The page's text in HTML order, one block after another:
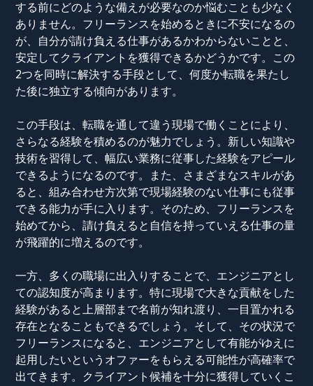
する前にどのような備えが必要なのか悩むことも少なく
ありません。フリーランスを始めるときに不安になるの
が、自分が請け負える仕事があるかわからないことと、
安定してクライアントを獲得できるかどうかです。この
2つを同時に解決する手段として、何度か転職を果たし
た後に独立する傾向があります。
この手段は、転職を通して違う現場で働くことにより、
さらなる経験を積めるのが魅力でしょう。新しい知識や
技術を習得して、幅広い業務に従事した経験をアピール
できるようになるのです。また、さまざまなスキルがあ
ると、組み合わせ方次第で現場経験のない仕事にも従事
できる能力が手に入ります。そのため、フリーランスを
始めてから、請け負えると自信を持っていえる仕事の量
が飛躍的に増えるのです。
一方、多くの職場に出入りすることで、エンジニアとし
ての認知度が高まります。特に現場で大きな貢献をした
経験があると上層部まで名前が知れ渡り、一目置かれる
存在となることもできるでしょう。そして、その状況で
フリーランスになると、エンジニアとして有能がゆえに
起用したいというオファーをもらえる可能性が高確率で
出てきます。クライアント候補を十分に獲得していくこ